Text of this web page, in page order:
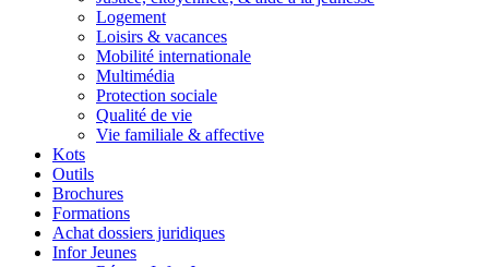
Logement
Loisirs & vacances
Mobilité internationale
Multimédia
Protection sociale
Qualité de vie
Vie familiale & affective
Kots
Outils
Brochures
Formations
Achat dossiers juridiques
Infor Jeunes